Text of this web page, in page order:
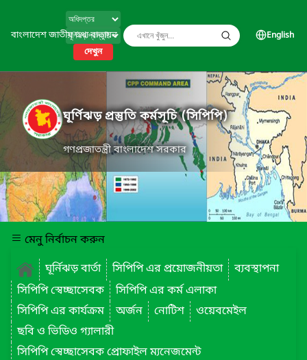
বাংলাদেশ জাতীয় তথ্য বাতায়ন
দেখুন
English
ঘূর্ণিঝড় প্রস্তুতি কর্মসূচি (সিপিপি)
গণপ্রজাতন্ত্রী বাংলাদেশ সরকার
মেনু নির্বাচন করুন
ঘূর্নিঝড় বার্তা
সিপিপি এর প্রয়োজনীয়তা
ব্যবস্থাপনা
সিপিপি স্বেচ্ছাসেবক
সিপিপি এর কর্ম এলাকা
সিপিপি এর কার্যক্রম
অর্জন নোটিশ
ওয়েবমেইল
ছবি ও ভিডিও গ্যালারী
সিপিপি স্বেচ্ছাসেবক প্রোফাইল ম্যনেজমেন্ট